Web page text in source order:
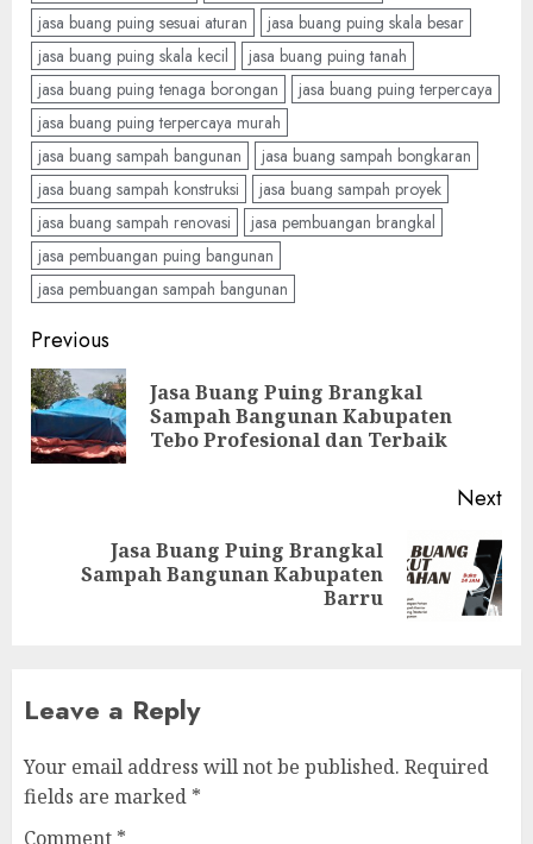
jasa buang puing sesuai aturan
jasa buang puing skala besar
jasa buang puing skala kecil
jasa buang puing tanah
jasa buang puing tenaga borongan
jasa buang puing terpercaya
jasa buang puing terpercaya murah
jasa buang sampah bangunan
jasa buang sampah bongkaran
jasa buang sampah konstruksi
jasa buang sampah proyek
jasa buang sampah renovasi
jasa pembuangan brangkal
jasa pembuangan puing bangunan
jasa pembuangan sampah bangunan
Continue
Reading
Previous
Jasa Buang Puing Brangkal
Sampah Bangunan Kabupaten
Tebo Profesional dan Terbaik
Next
Jasa Buang Puing Brangkal
Sampah Bangunan Kabupaten
Barru
Leave a Reply
Your email address will not be published. Required
fields are marked *
Comment *